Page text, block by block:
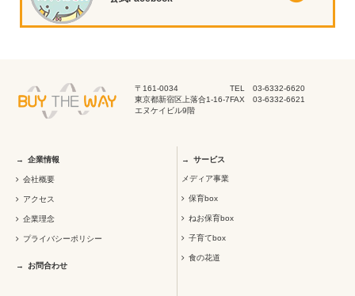
〒161-0034
東京都新宿区上落合1-16-7
エヌケイビル9階
TEL 03-6332-6620
FAX 03-6332-6621
企業情報
会社概要
アクセス
企業理念
プライバシーポリシー
お問合わせ
サービス
メディア事業
保育box
ねお保育box
子育てbox
食の花道